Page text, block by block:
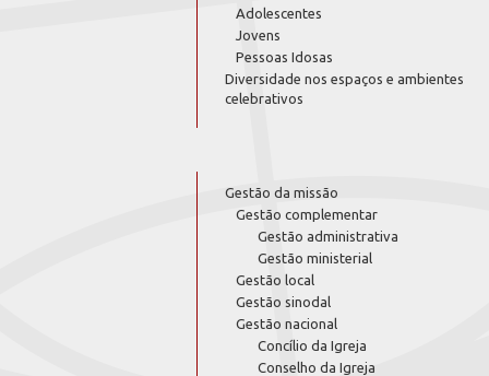
Adolescentes
Jovens
Pessoas Idosas
Diversidade nos espaços e ambientes
celebrativos
Gestão da missão
Gestão complementar
Gestão administrativa
Gestão ministerial
Gestão local
Gestão sinodal
Gestão nacional
Concílio da Igreja
Conselho da Igreja